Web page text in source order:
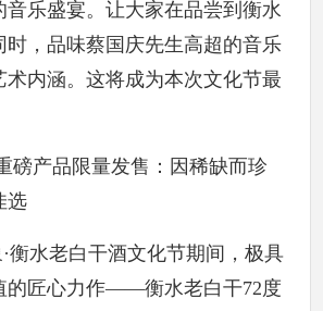
音乐盛宴。让大家在品尝到衡水
时，品味蔡国庆先生高超的音乐
术内涵。这将成为本次文化节最
磅产品限量发售：因稀缺而珍
选
衡水老白干酒文化节期间，极具
的匠心力作——衡水老白干72度